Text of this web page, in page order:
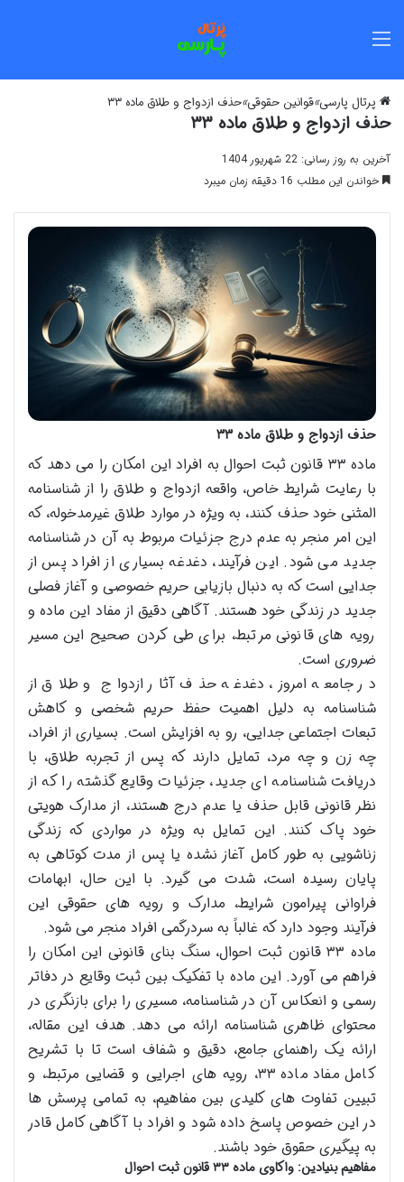
پرتال پارسی»قوانین حقوقی»حذف ازدواج و طلاق ماده ۳۳
حذف ازدواج و طلاق ماده ۳۳
آخرین به روز رسانی: 22 شهریور 1404
خواندن این مطلب 16 دقیقه زمان میبرد
حذف ازدواج و طلاق ماده ۳۳
ماده ۳۳ قانون ثبت احوال به افراد این امکان را می دهد که
با رعایت شرایط خاص، واقعه ازدواج و طلاق را از شناسنامه
المثنی خود حذف کنند، به ویژه در موارد طلاق غیرمدخوله، که
این امر منجر به عدم درج جزئیات مربوط به آن در شناسنامه
جدید می شود. این فرآیند، دغدغه بسیاری از افراد پس از
جدایی است که به دنبال بازیابی حریم خصوصی و آغاز فصلی
جدید در زندگی خود هستند. آگاهی دقیق از مفاد این ماده و
رویه های قانونی مرتبط، برای طی کردن صحیح این مسیر
ضروری است.
در جامعه امروز، دغدغه حذف آثار ازدواج و طلاق از
شناسنامه به دلیل اهمیت حفظ حریم شخصی و کاهش
تبعات اجتماعی جدایی، رو به افزایش است. بسیاری از افراد،
چه زن و چه مرد، تمایل دارند که پس از تجربه طلاق، با
دریافت شناسنامه ای جدید، جزئیات وقایع گذشته را که از
نظر قانونی قابل حذف یا عدم درج هستند، از مدارک هویتی
خود پاک کنند. این تمایل به ویژه در مواردی که زندگی
زناشویی به طور کامل آغاز نشده یا پس از مدت کوتاهی به
پایان رسیده است، شدت می گیرد. با این حال، ابهامات
فراوانی پیرامون شرایط، مدارک و رویه های حقوقی این
فرآیند وجود دارد که غالباً به سردرگمی افراد منجر می شود.
ماده ۳۳ قانون ثبت احوال، سنگ بنای قانونی این امکان را
فراهم می آورد. این ماده با تفکیک بین ثبت وقایع در دفاتر
رسمی و انعکاس آن در شناسنامه، مسیری را برای بازنگری در
محتوای ظاهری شناسنامه ارائه می دهد. هدف این مقاله،
ارائه یک راهنمای جامع، دقیق و شفاف است تا با تشریح
کامل مفاد ماده ۳۳، رویه های اجرایی و قضایی مرتبط، و
تبیین تفاوت های کلیدی بین مفاهیم، به تمامی پرسش ها
در این خصوص پاسخ داده شود و افراد با آگاهی کامل قادر
به پیگیری حقوق خود باشند.
مفاهیم بنیادین: واکاوی ماده ۳۳ قانون ثبت احوال